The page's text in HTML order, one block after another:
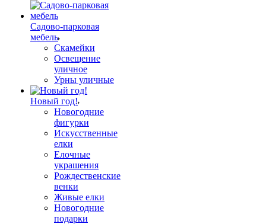
Садово-парковая
мебель
Скамейки
Освещение
уличное
Урны уличные
Новый год!
Новогодние
фигурки
Искусственные
елки
Елочные
украшения
Рождественские
венки
Живые елки
Новогодние
подарки